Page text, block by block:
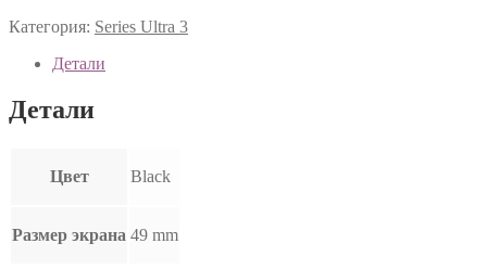
Категория: Series Ultra 3
Детали
Детали
Цвет Black
Размер экрана 49 mm